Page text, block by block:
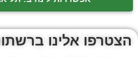
הצטרפו אלינו